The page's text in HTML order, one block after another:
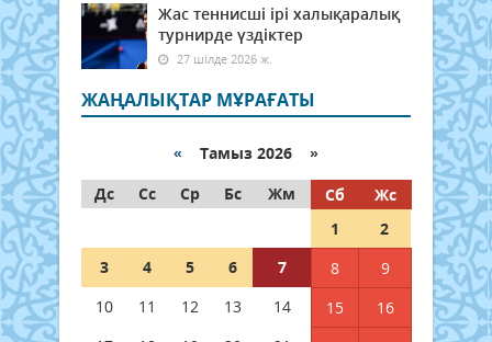
Жас теннисші ірі халықаралық
турнирде үздіктер
27 шілде 2026 ж.
ЖАҢАЛЫҚТАР МҰРАҒАТЫ
« Тамыз 2026 »
Дс
Сс Ср Бс Жм Сб
Жс
1
2
3
4 5 6 7 8
9
10
11 12 13 14 15
16